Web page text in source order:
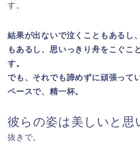
す。
結果が出ないで泣くこともあるし
もあるし、思いっきり舟をこぐこ
す。
でも、それでも諦めずに頑張って
ペースで、精一杯。
彼らの姿は美しいと思
抜きで。